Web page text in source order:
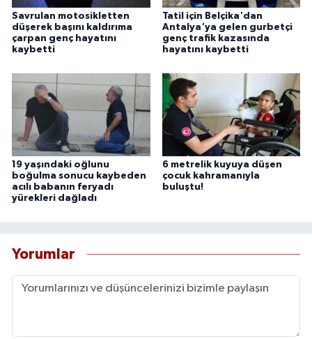
Savrulan motosikletten
düşerek başını kaldırıma
çarpan genç hayatını
kaybetti
Tatil için Belçika'dan
Antalya'ya gelen gurbetçi
genç trafik kazasında
hayatını kaybetti
19 yaşındaki oğlunu
boğulma sonucu kaybeden
acılı babanın feryadı
yürekleri dağladı
6 metrelik kuyuya düşen
çocuk kahramanıyla
buluştu!
Yorumlar